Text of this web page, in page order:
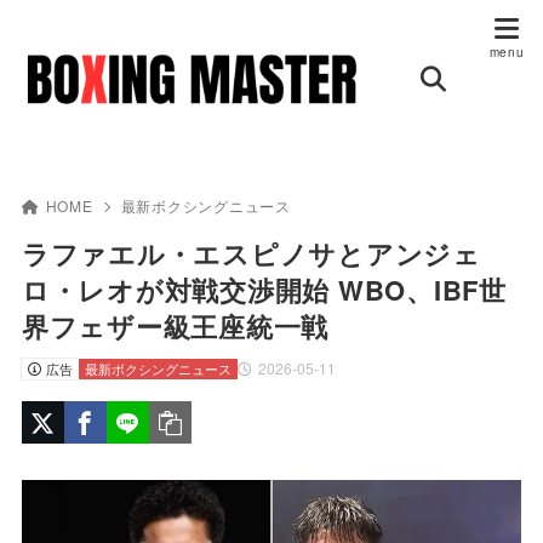
HOME 最新ボクシングニュース
ラファエル・エスピノサとアンジェ
ロ・レオが対戦交渉開始 WBO、IBF世
界フェザー級王座統一戦
広告 2026-05-11
最新ボクシングニュース